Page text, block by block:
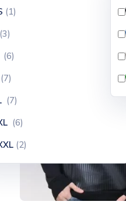
(1)
(3)
(6)
(7)
(7)
(6)
(2)